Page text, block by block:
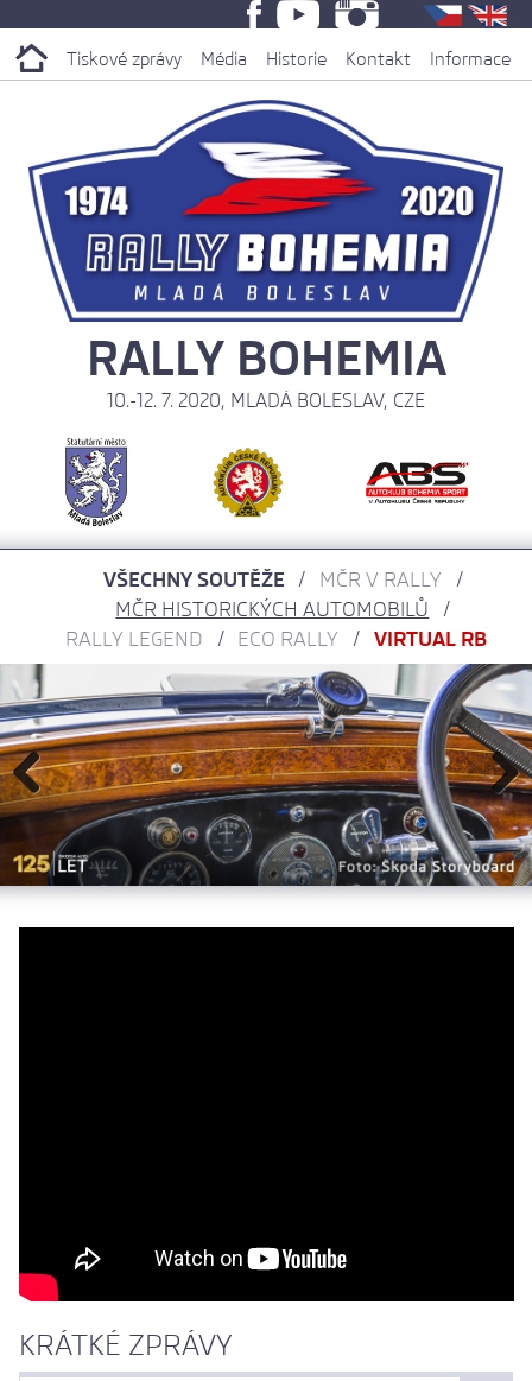
Tiskové zprávy Média Historie Kontakt Informace
RALLY BOHEMIA
10.-12. 7. 2020, MLADÁ BOLESLAV, CZE
VŠECHNY SOUTĚŽE
MČR V RALLY
MČR HISTORICKÝCH AUTOMOBILŮ
RALLY LEGEND
ECO RALLY VIRTUAL RB
Previous Next
KRÁTKÉ ZPRÁVY